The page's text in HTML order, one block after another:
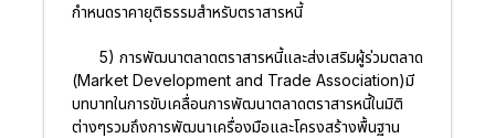
กำหนดราคายุติธรรมสำหรับตราสารหนี้
5) การพัฒนาตลาดตราสารหนี้และส่งเสริมผู้ร่วมตลาด
(Market Development and Trade Association)มี
บทบาทในการขับเคลื่อนการพัฒนาตลาดตราสารหนี้ในมิติ
ต่างๆรวมถึงการพัฒนาเครื่องมือและโครงสร้างพื้นฐาน